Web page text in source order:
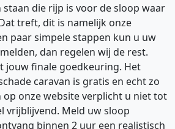
staan die rijp is voor de sloop waar
treft, dit is namelijk onze
paar simpele stappen kun u uw
dan regelen wij de rest.
jouw finale goedkeuring. Het
caravan is gratis en echt zo
op onze website verplicht u niet tot
vrijblijvend. Meld uw sloop
binnen 2 uur een realistisch